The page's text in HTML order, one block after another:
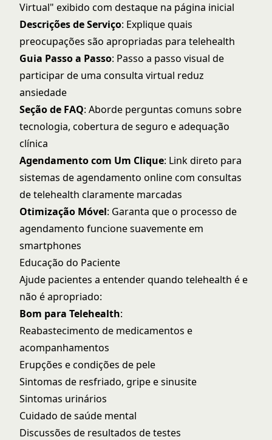
Virtual" exibido com destaque na página inicial
Descrições de Serviço: Explique quais
preocupações são apropriadas para telehealth
Guia Passo a Passo: Passo a passo visual de
participar de uma consulta virtual reduz
ansiedade
Seção de FAQ: Aborde perguntas comuns sobre
tecnologia, cobertura de seguro e adequação
clínica
Agendamento com Um Clique: Link direto para
sistemas de agendamento onlinecom consultas
de telehealth claramente marcadas
Otimização Móvel: Garanta que o processo de
agendamento funcione suavemente em
smartphones
Educação do Paciente
Ajude pacientes a entender quando telehealth é e
não é apropriado:
Bom para Telehealth:
Reabastecimento de medicamentos e
acompanhamentos
Erupções e condições de pele
Sintomas de resfriado, gripe e sinusite
Sintomas urinários
Cuidado de saúde mental
Discussões de resultados de testes